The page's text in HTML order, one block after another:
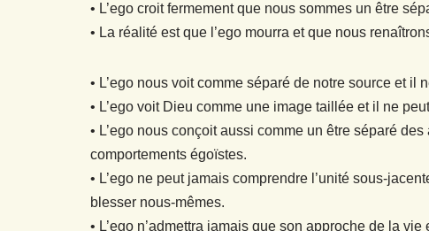
• L’ego croit fermement que nous sommes un être
• La réalité est que l’ego mourra et que nous
• L’ego nous voit comme séparé de notre source et
• L’ego voit Dieu comme une image taillée et il ne
• L’ego nous conçoit aussi comme un être séparé
comportements égoïstes.
• L’ego ne peut jamais comprendre l’unité sous-
blesser nous-mêmes.
• L’ego n’admettra jamais que son approche de la